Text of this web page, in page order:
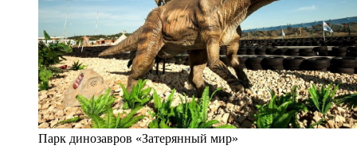
Парк динозавров «Затерянный мир»